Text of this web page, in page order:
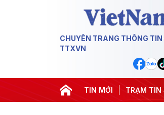
CHUYÊN TRANG THÔNG
TTXVN
TIN MỚI TRẠM TIN
#Chống khai thác IUU #Căng thẳng